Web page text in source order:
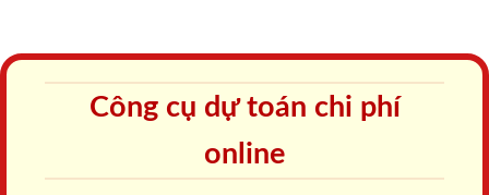
Công cụ dự toán chi phí
online